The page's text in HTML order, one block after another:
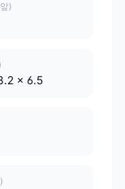
)
x 6.5